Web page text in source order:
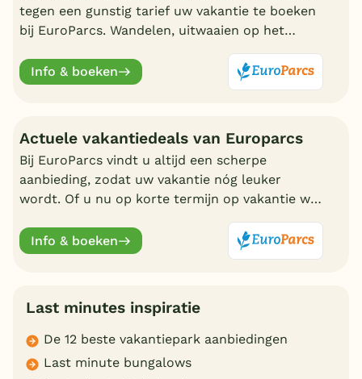
tegen een gunstig tarief uw vakantie te boeken
bij EuroParcs. Wandelen, uitwaaien op het
eigen bungalow
Info & boeken
Actuele vakantiedeals van Europarcs
Bij EuroParcs vindt u altijd een scherpe
aanbieding, zodat uw vakantie nóg leuker
wordt. Of u nu op korte termijn op vakantie wilt
actuele vakantiedeals.
Info & boeken
Last minutes inspiratie
De 12 beste vakantiepark aanbiedingen
Last minute bungalows